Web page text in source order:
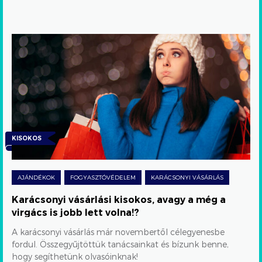
Karácsonyi
vásárlási
kisokos,
avagy
a
még
virgács
is
jobb
volna!?
KISOKOS
AJÁNDÉKOK FOGYASZTÓVÉDELEM KARÁCSONYI VÁSÁRLÁS
Karácsonyi vásárlási kisokos, avagy a még a
virgács is jobb lett volna!?
A karácsonyi vásárlás már novembertől célegyenesbe
fordul. Összegyűjtöttük tanácsainkat és bízunk benne,
hogy segíthetünk olvasóinknak!